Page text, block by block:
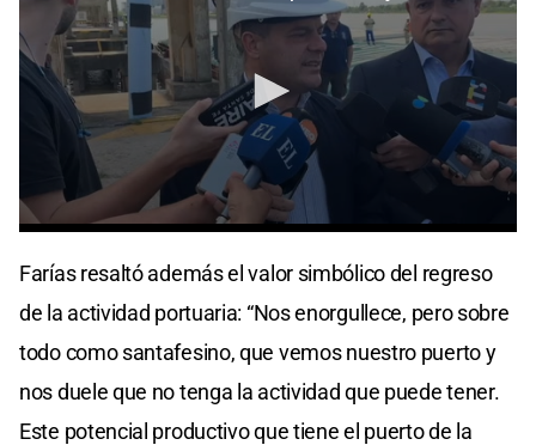
Farías resaltó además el valor simbólico del regreso
de la actividad portuaria: “Nos enorgullece, pero sobre
todo como santafesino, que vemos nuestro puerto y
nos duele que no tenga la actividad que puede tener.
Este potencial productivo que tiene el puerto de la